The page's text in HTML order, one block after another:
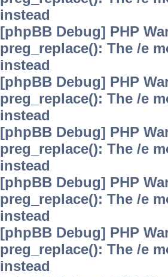
instead
[phpBB Debug] PHP
preg_replace(): The /e
instead
[phpBB Debug] PHP
preg_replace(): The /e
instead
[phpBB Debug] PHP
preg_replace(): The /e
instead
[phpBB Debug] PHP
preg_replace(): The /e
instead
[phpBB Debug] PHP
preg_replace(): The /e
instead